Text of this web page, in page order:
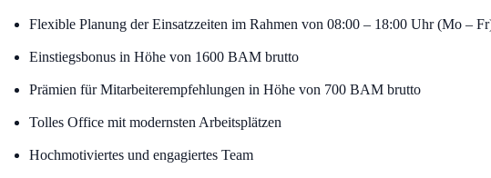
Flexible Planung der Einsatzzeiten im Rahmen von 08:00 – 18:00 Uhr (Mo –
Einstiegsbonus in Höhe von 1600 BAM brutto
Prämien für Mitarbeiterempfehlungen in Höhe von 700 BAM brutto
Tolles Office mit modernsten Arbeitsplätzen
Hochmotiviertes und engagiertes Team